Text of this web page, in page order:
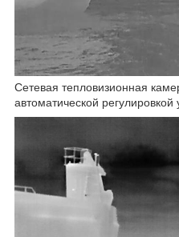
Сетевая тепловизионная
автоматической регулировкой